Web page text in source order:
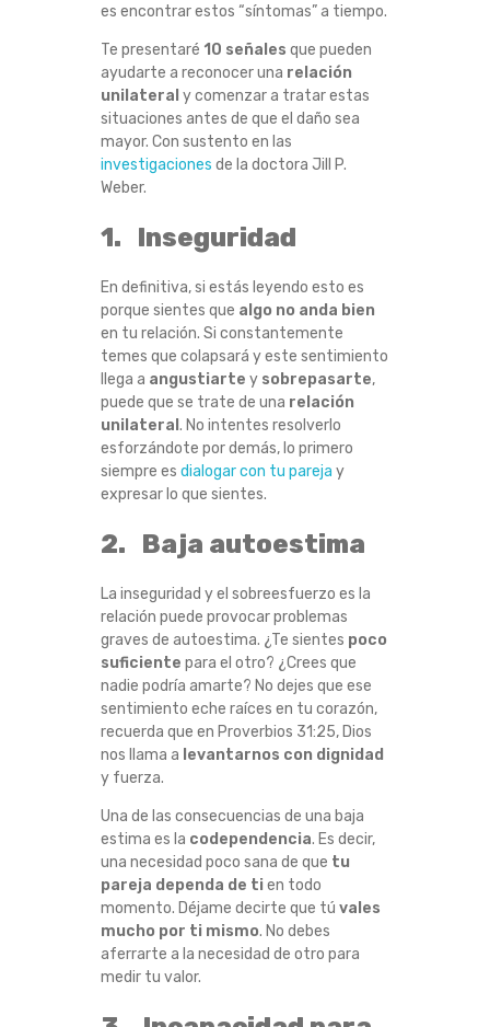
es encontrar estos “síntomas” a tiempo.
Te presentaré 10 señales que pueden
ayudarte a reconocer una relación
unilateral y comenzar a tratar estas
situaciones antes de que el daño sea
mayor. Con sustento en las
investigaciones de la doctora Jill P.
Weber.
1. Inseguridad
En definitiva, si estás leyendo esto es
porque sientes que algo no anda bien
en tu relación. Si constantemente
temes que colapsará y este sentimiento
llega a angustiarte y sobrepasarte,
puede que se trate de una relación
unilateral . No intentes resolverlo
esforzándote por demás, lo primero
siempre es dialogar con tu pareja y
expresar lo que sientes.
2. Baja autoestima
La inseguridad y el sobreesfuerzo es la
relación puede provocar problemas
graves de autoestima. ¿Te sientes poco
suficiente para el otro? ¿Crees que
nadie podría amarte? No dejes que ese
sentimiento eche raíces en tu corazón,
recuerda que en Proverbios 31:25, Dios
nos llama a levantarnos con dignidad
y fuerza.
Una de las consecuencias de una baja
estima es la codependencia. Es decir,
una necesidad poco sana de que tu
pareja dependa de ti en todo
momento. Déjame decirte que tú vales
mucho por ti mismo. No debes
aferrarte a la necesidad de otro para
medir tu valor.